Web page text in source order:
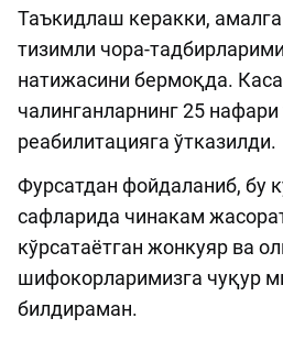
Таъкидлаш керакки,
тизимли чора-
натижасини бермоқда.
чалинганларнинг 25 нафари
реабилитацияга ўтказилди.
Фурсатдан фойдаланиб, бу
сафларида чинакам
кўрсатаётган жонкуяр ва
шифокорларимизга чуқур
билдираман.